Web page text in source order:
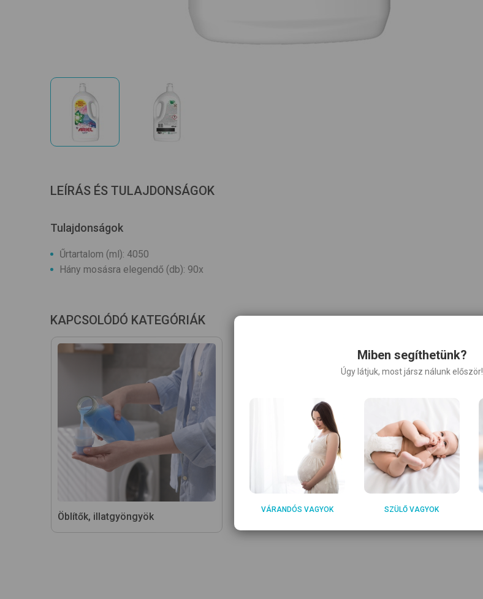
LEÍRÁS ÉS TULAJDONSÁGOK
Tulajdonságok
Űrtartalom (ml): 4050
Hány mosásra elegendő (db): 90x
KAPCSOLÓDÓ KATEGÓRIÁK
Öblítők, illatgyöngyök
Miben segíthetünk?
Úgy látjuk, most jársz nálunk először!
VÁRANDÓS VAGYOK SZÜLŐ VAGYOK